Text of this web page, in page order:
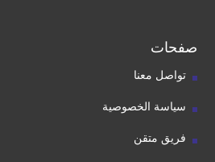
صفحات
تواصل معنا
سياسة الخصوصية
فريق متقن